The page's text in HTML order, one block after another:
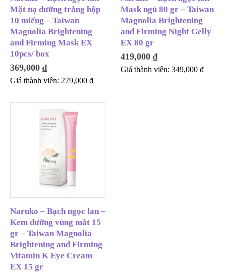
Mặt nạ dưỡng trắng hộp
10 miếng – Taiwan
Magnolia Brightening
and Firming Mask EX
10pcs/ box
369,000 ₫
Giá thành viên: 279,000 đ
Mask ngủ 80 gr – Taiwan
Magnolia Brightening
and Firming Night Gelly
EX 80 gr
419,000 ₫
Giá thành viên: 349,000 đ
Naruko – Bạch ngọc lan –
Kem dưỡng vùng mắt 15
gr – Taiwan Magnolia
Brightening and Firming
Vitamin K Eye Cream
EX 15 gr